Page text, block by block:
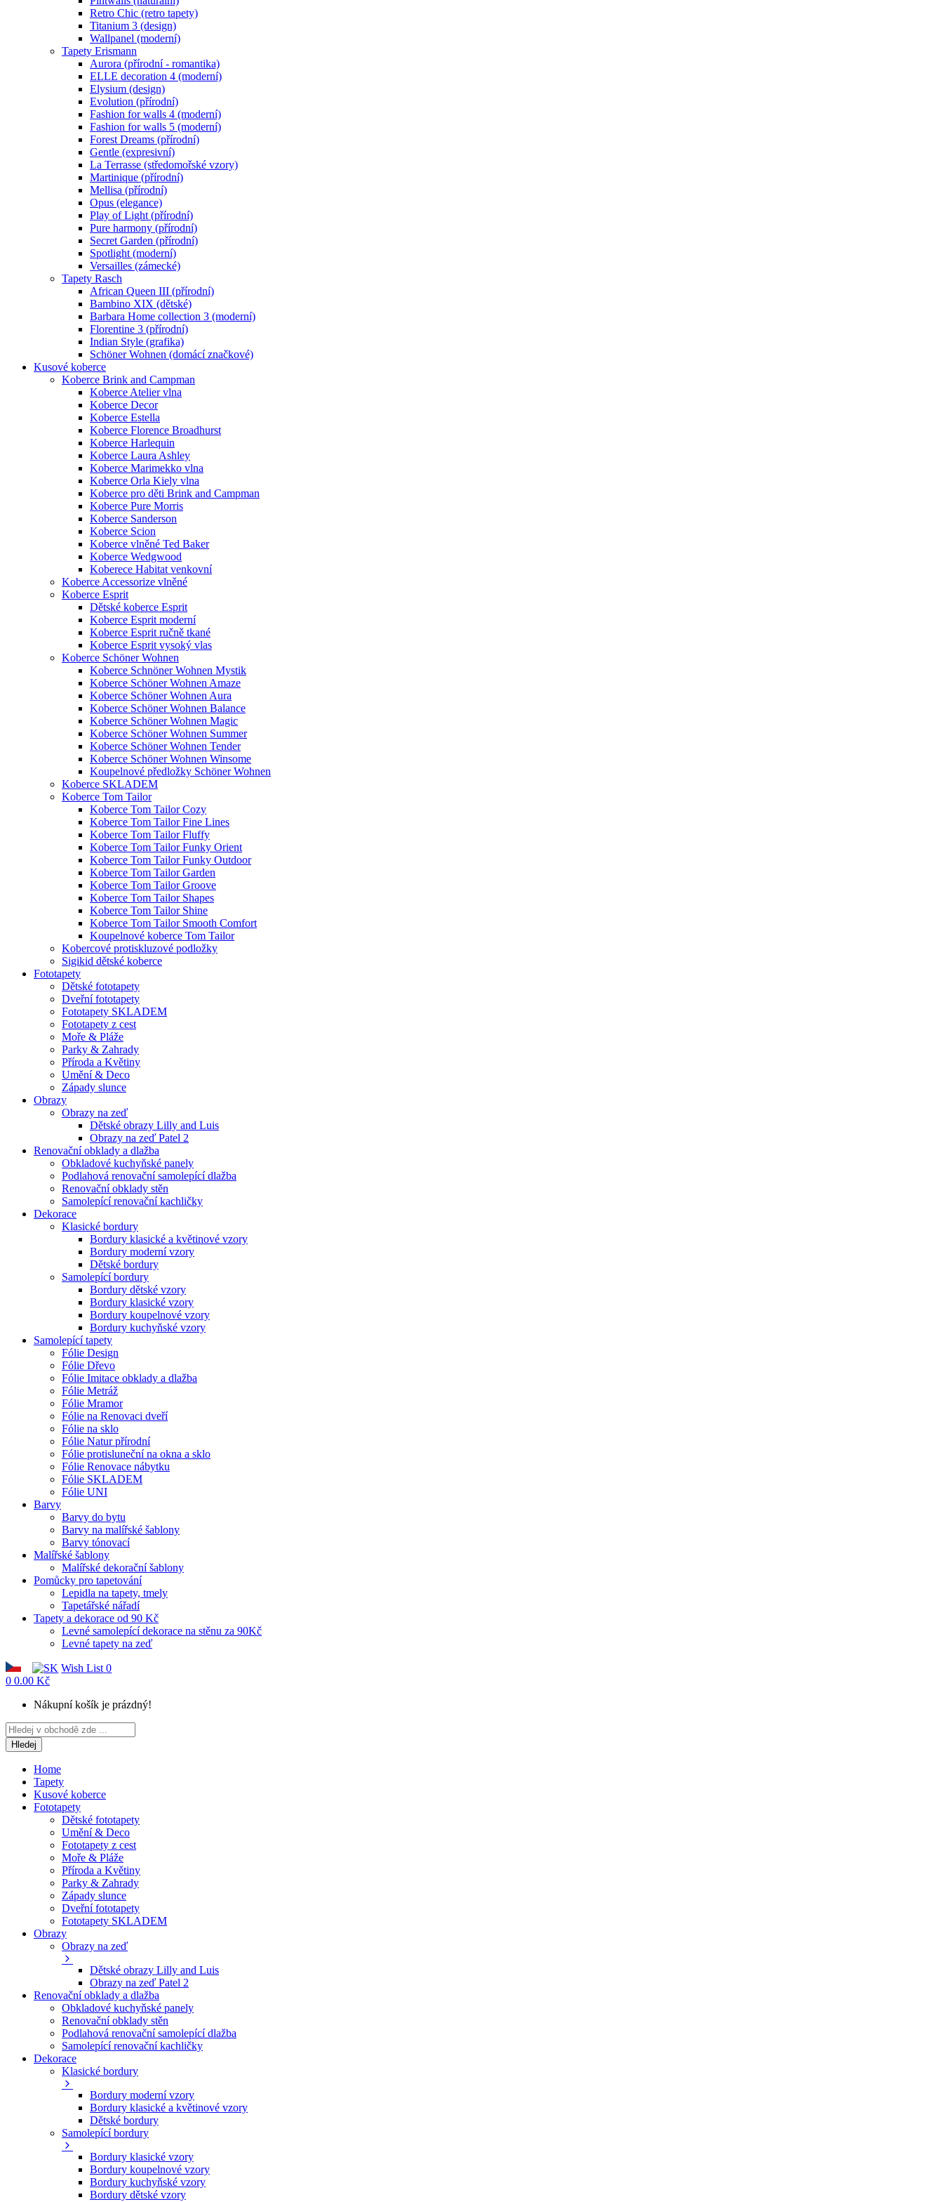
Retro Chic (retro tapety)
Titanium 3 (design)
Wallpanel (moderní)
Tapety Erismann
Aurora (přírodní - romantika)
ELLE decoration 4 (moderní)
Elysium (design)
Evolution (přírodní)
Fashion for walls 4 (moderní)
Fashion for walls 5 (moderní)
Forest Dreams (přírodní)
Gentle (expresivní)
La Terrasse (středomořské vzory)
Martinique (přírodní)
Mellisa (přírodní)
Opus (elegance)
Play of Light (přírodní)
Pure harmony (přírodní)
Secret Garden (přírodní)
Spotlight (moderní)
Versailles (zámecké)
Tapety Rasch
African Queen III (přírodní)
Bambino XIX (dětské)
Barbara Home collection 3 (moderní)
Florentine 3 (přírodní)
Indian Style (grafika)
Schöner Wohnen (domácí značkové)
Kusové koberce
Koberce Brink and Campman
Koberce Atelier vlna
Koberce Decor
Koberce Estella
Koberce Florence Broadhurst
Koberce Harlequin
Koberce Laura Ashley
Koberce Marimekko vlna
Koberce Orla Kiely vlna
Koberce pro děti Brink and Campman
Koberce Pure Morris
Koberce Sanderson
Koberce Scion
Koberce vlněné Ted Baker
Koberce Wedgwood
Koberece Habitat venkovní
Koberce Accessorize vlněné
Koberce Esprit
Dětské koberce Esprit
Koberce Esprit moderní
Koberce Esprit ručně tkané
Koberce Esprit vysoký vlas
Koberce Schöner Wohnen
Koberce Schnöner Wohnen Mystik
Koberce Schöner Wohnen Amaze
Koberce Schöner Wohnen Aura
Koberce Schöner Wohnen Balance
Koberce Schöner Wohnen Magic
Koberce Schöner Wohnen Summer
Koberce Schöner Wohnen Tender
Koberce Schöner Wohnen Winsome
Koupelnové předložky Schöner Wohnen
Koberce SKLADEM
Koberce Tom Tailor
Koberce Tom Tailor Cozy
Koberce Tom Tailor Fine Lines
Koberce Tom Tailor Fluffy
Koberce Tom Tailor Funky Orient
Koberce Tom Tailor Funky Outdoor
Koberce Tom Tailor Garden
Koberce Tom Tailor Groove
Koberce Tom Tailor Shapes
Koberce Tom Tailor Shine
Koberce Tom Tailor Smooth Comfort
Koupelnové koberce Tom Tailor
Kobercové protiskluzové podložky
Sigikid dětské koberce
Fototapety
Dětské fototapety
Dveřní fototapety
Fototapety SKLADEM
Fototapety z cest
Moře & Pláže
Parky & Zahrady
Příroda a Květiny
Umění & Deco
Západy slunce
Obrazy
Obrazy na zeď
Dětské obrazy Lilly and Luis
Obrazy na zeď Patel 2
Renovační obklady a dlažba
Obkladové kuchyňské panely
Podlahová renovační samolepící dlažba
Renovační obklady stěn
Samolepící renovační kachličky
Dekorace
Klasické bordury
Bordury klasické a květinové vzory
Bordury moderní vzory
Dětské bordury
Samolepící bordury
Bordury dětské vzory
Bordury klasické vzory
Bordury koupelnové vzory
Bordury kuchyňské vzory
Samolepící tapety
Fólie Design
Fólie Dřevo
Fólie Imitace obklady a dlažba
Fólie Metráž
Fólie Mramor
Fólie na Renovaci dveří
Fólie na sklo
Fólie Natur přírodní
Fólie protisluneční na okna a sklo
Fólie Renovace nábytku
Fólie SKLADEM
Fólie UNI
Barvy
Barvy do bytu
Barvy na malířské šablony
Barvy tónovací
Malířské šablony
Malířské dekorační šablony
Pomůcky pro tapetování
Lepidla na tapety, tmely
Tapetářské nářadí
Tapety a dekorace od 90 Kč
Levné samolepící dekorace na stěnu za 90Kč
Levné tapety na zeď
Wish List 0
0 0.00 Kč
Nákupní košík je prázdný!
Hledej
Home
Tapety
Kusové koberce
Fototapety
Dětské fototapety
Umění & Deco
Fototapety z cest
Moře & Pláže
Příroda a Květiny
Parky & Zahrady
Západy slunce
Dveřní fototapety
Fototapety SKLADEM
Obrazy
Obrazy na zeď
Dětské obrazy Lilly and Luis
Obrazy na zeď Patel 2
Renovační obklady a dlažba
Obkladové kuchyňské panely
Renovační obklady stěn
Podlahová renovační samolepící dlažba
Samolepící renovační kachličky
Dekorace
Klasické bordury
Bordury moderní vzory
Bordury klasické a květinové vzory
Dětské bordury
Samolepící bordury
Bordury klasické vzory
Bordury koupelnové vzory
Bordury kuchyňské vzory
Bordury dětské vzory